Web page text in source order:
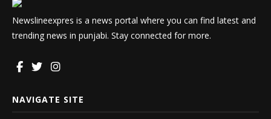
Newslineexpres is a news portal where you can find latest and
trending news in punjabi. Stay connected for more.
NAVIGATE SITE